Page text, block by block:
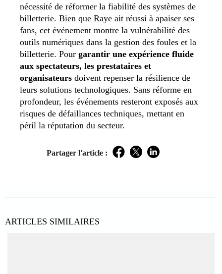
nécessité de réformer la fiabilité des systèmes de
billetterie. Bien que Raye ait réussi à apaiser ses
fans, cet événement montre la vulnérabilité des
outils numériques dans la gestion des foules et la
billetterie. Pour garantir une expérience fluide
aux spectateurs, les prestataires et
organisateurs doivent repenser la résilience de
leurs solutions technologiques. Sans réforme en
profondeur, les événements resteront exposés aux
risques de défaillances techniques, mettant en
péril la réputation du secteur.
Partager l'article : Facebook
TwitterLinkedIn
ARTICLES SIMILAIRES